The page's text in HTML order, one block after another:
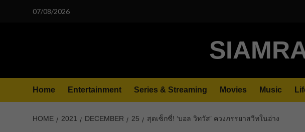
07/08/2026
Home Entertainment Series & Streaming Movies Music
HOME 2021 DECEMBER 25 สุดเซ็กซี่! ‘บอล วิทวัส’ ควงภรรยาสวีทในอ่าง